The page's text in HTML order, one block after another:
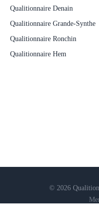
Qualitionnaire Denain
Qualitionnaire Grande-Synthe
Qualitionnaire Ronchin
Qualitionnaire Hem
© 2026